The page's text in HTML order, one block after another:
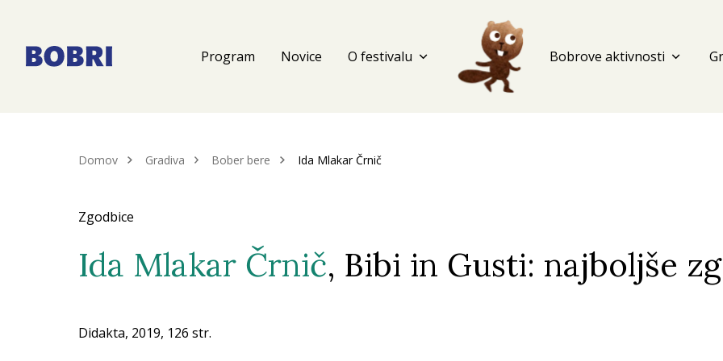
Program Novice O festivalu expand_more Bobrove aktivnosti expand_more
Domov Gradiva Bober bere Ida Mlakar Črnič
Zgodbice
Ida Mlakar Črnič, Bibi in Gusti: najboljše
Didakta, 2019, 126 str.